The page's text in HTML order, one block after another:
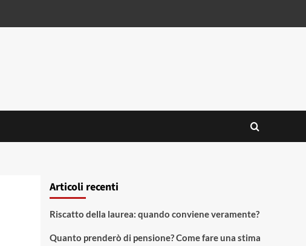
Articoli recenti
Riscatto della laurea: quando conviene veramente?
Quanto prenderò di pensione? Come fare una stima